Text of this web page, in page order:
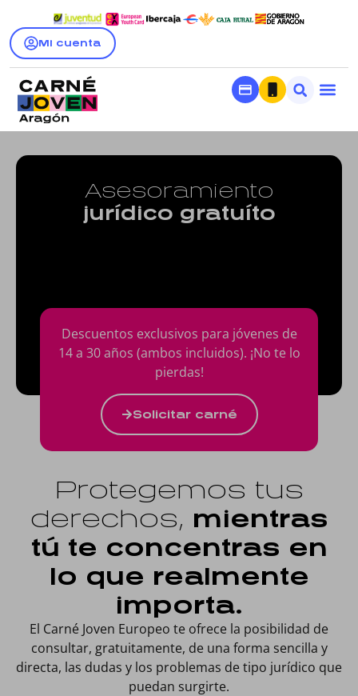
Mi cuenta
Asesoramiento
jurídico gratuíto
Descuentos exclusivos para jóvenes de
14 a 30 años (ambos incluidos). ¡No te lo
pierdas!
Solicitar carné
Protegemos tus
derechos, mientras
tú te concentras en
lo que realmente
importa.
El Carné Joven Europeo te ofrece la posibilidad de
consultar, gratuitamente, de una forma sencilla y
directa, las dudas y los problemas de tipo jurídico que
puedan surgirte.